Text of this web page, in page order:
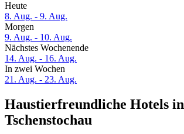
Heute
8. Aug. - 9. Aug.
Morgen
9. Aug. - 10. Aug.
Nächstes Wochenende
14. Aug. - 16. Aug.
In zwei Wochen
21. Aug. - 23. Aug.
Haustierfreundliche Hotels in
Tschenstochau